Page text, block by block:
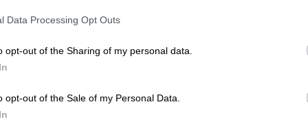
Data Processing Opt Outs
opt-out of the Sharing of my personal data.
opt-out of the Sale of my Personal Data.
y a medio plazo de nuestra
añadir que
crucial que todos los sectores nos
calidad, moderna, flexible, cualificante y
para agradecer también,